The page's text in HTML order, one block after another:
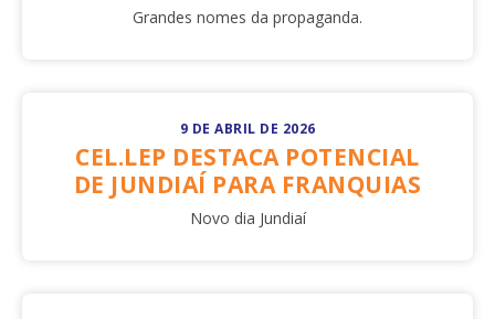
Grandes nomes da propaganda.
9 DE ABRIL DE 2026
CEL.LEP DESTACA POTENCIAL
DE JUNDIAÍ PARA FRANQUIAS
Novo dia Jundiaí